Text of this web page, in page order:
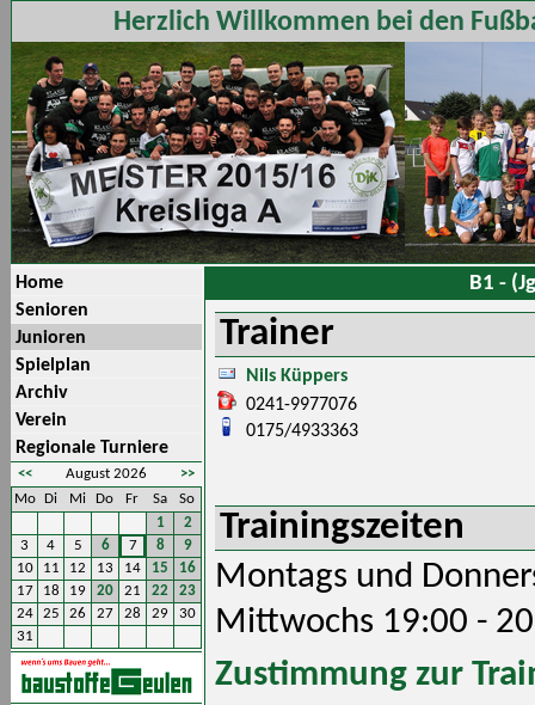
Herzlich Willkommen bei den
Home
Senioren
Junioren
Spielplan
Archiv
Verein
Regionale Turniere
<< >>
August 2026
Mo Di Mi Do Fr Sa
So
1
2
3
4 5 6 7 8
9
10
11 12 13 14 15
16
17
18 19 20 21 22
23
24
25 26 27 28 29
30
31
B1 -
Trainer
Nils Küppers
0241-9977076
0175/4933363
Trainingszeiten
Montags und
Mittwochs 19:00 -
Zustimmung zur